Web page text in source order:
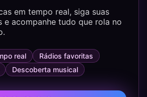
em tempo real, siga suas
e acompanhe tudo que rola no
real
Rádios favoritas
Descoberta musical